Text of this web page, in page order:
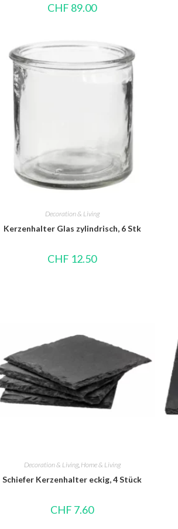
CHF 89.00
Decoration & Living
Kerzenhalter Glas zylindrisch, 6 Stk
CHF 12.50
Decoration & Living, Home & Living
Schiefer Kerzenhalter eckig, 4 Stück
CHF 7.60